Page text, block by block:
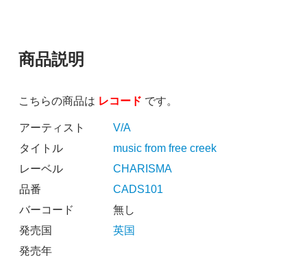
商品説明
こちらの商品は レコード です。
アーティスト
V/A
タイトル
music from free creek
レーベル
CHARISMA
品番
CADS101
バーコード
無し
発売国
英国
発売年